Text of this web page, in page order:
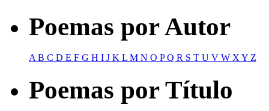
Poemas por Autor
AB C D E F G H I J K L M N O PQ R S T U V W XY Z
Poemas por Título